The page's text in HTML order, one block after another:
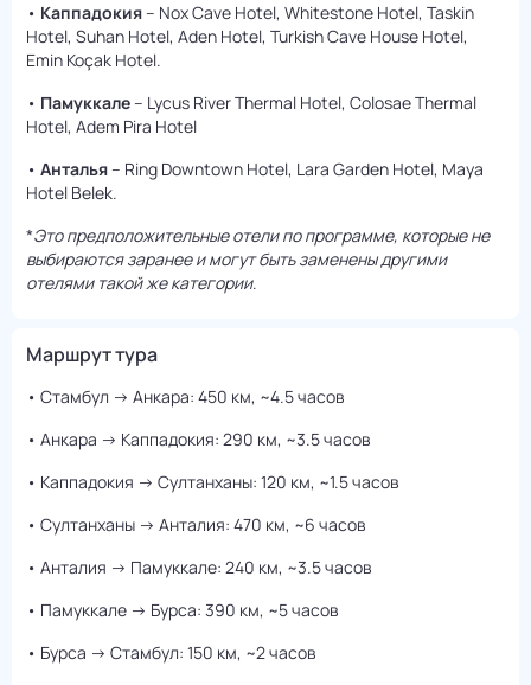
• Каппадокия– Nox Cave Hotel, Whitestone Hotel, Taskin
Hotel, Suhan Hotel, Aden Hotel, Turkish Cave House Hotel,
Emin Koçak Hotel.
• Памуккале– Lycus River Thermal Hotel, Colosae Thermal
Hotel, Adem Pira Hotel
• Анталья– Ring Downtown Hotel, Lara Garden Hotel, Maya
Hotel Belek.
*Это предположительные отели по программе, которые не
выбираются заранее и могут быть заменены другими
отелями такой же категории.
Маршрут тура
• Стамбул → Анкара: 450 км, ~4.5 часов
• Анкара → Каппадокия: 290 км, ~3.5 часов
• Каппадокия → Султанханы: 120 км, ~1.5 часов
• Султанханы → Анталия: 470 км, ~6 часов
• Анталия → Памуккале: 240 км, ~3.5 часов
• Памуккале → Бурса: 390 км, ~5 часов
• Бурса → Стамбул: 150 км, ~2 часов